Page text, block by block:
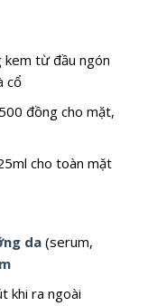
từ đầu ngón
cổ
đồng cho mặt,
cho toàn mặt
da (serum,
khi ra ngoài